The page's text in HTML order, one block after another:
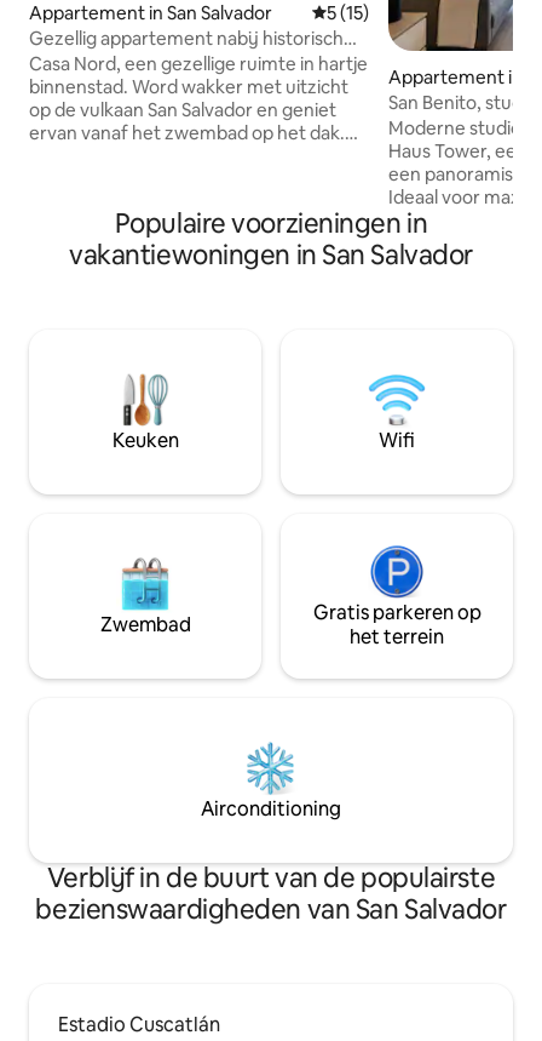
Appartement in San Salvador Gemiddelde beoordeling
5 (15)
Gezellig appartement nabij historisch
centrum van San Salvador / zwembad +
fitnessruimte
Casa Nord, een gezellige ruimte in hartje
binnenstad. Word wakker met uitzicht
op de vulkaan San Salvador en geniet
ervan vanaf het zwembad op het dak.
restaurants en bars. Het appartement is
volledig uitgerust met: snelle wifi,
airconditioning, smart-tv, warm water,
een veilige buurt in Colonia Escalón, San
Appartement in
San Benito,
op de stad
Moderne studio
Haus Tower, een
een panoramisch
Ideaal voor
eerste
restaurants,
winkels, en voor
Cuscatlán
historische
vulkaan en 45
Populaire voorzieningen in
vakantiewoningen in San Salvador
Keuken Wifi
Zwembad
Gratis parkeren op
het terrein
Airconditioning
Verblijf in de buurt van de populairste
bezienswaardigheden van San Salvador
Estadio Cuscatlán